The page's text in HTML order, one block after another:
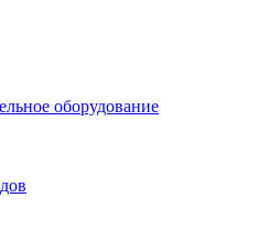
оборудование